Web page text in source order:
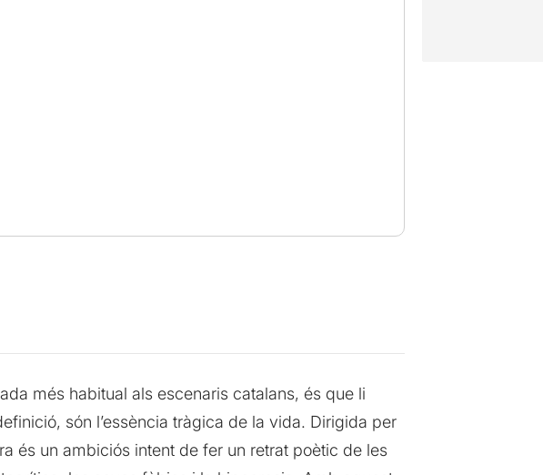
més habitual als escenaris catalans, és que li
són l’essència tràgica de la vida. Dirigida per
és un ambiciós intent de fer un retrat poètic de les